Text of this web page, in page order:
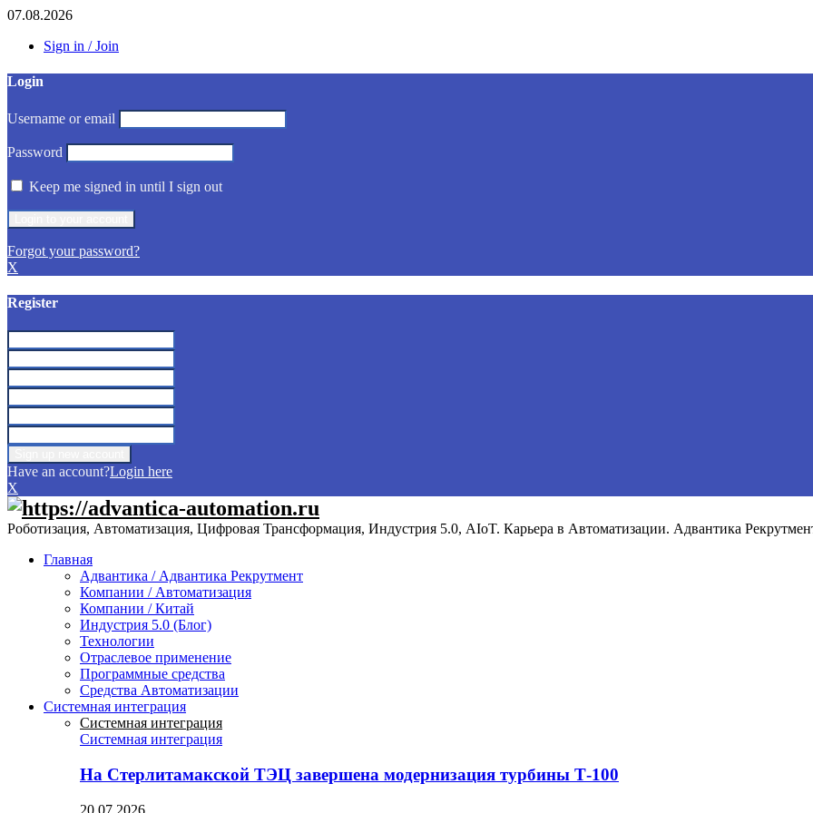
07.08.2026
Sign in / Join
Login
Username or email
Password
Keep me signed in until I sign out
Forgot your password?
X
Register
Have an account?Login here
X
Роботизация, Автоматизация, Цифровая Трансформация, Индустрия 5.0, AIoT. Карьера в Автоматизации. Адвантика
Главная
Адвантика / Адвантика Рекрутмент
Компании / Автоматизация
Компании / Китай
Индустрия 5.0 (Блог)
Технологии
Отраслевое применение
Программные средства
Средства Автоматизации
Системная интеграция
Системная интеграция
Системная интеграция
На Стерлитамакской ТЭЦ завершена модернизация турбины Т-100
20.07.2026